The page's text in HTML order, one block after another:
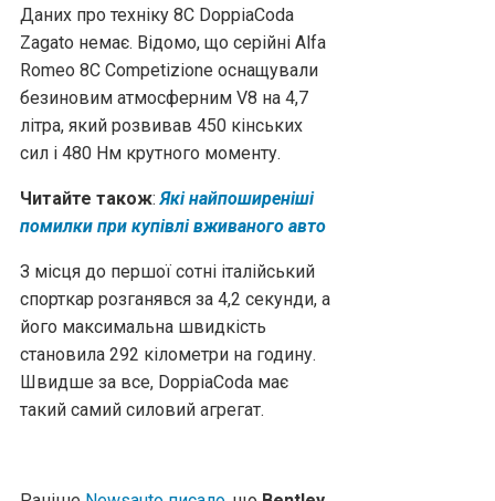
Даних про техніку 8C DoppiaCoda
Zagato немає. Відомо, що серійні Alfa
Romeo 8C Competizione оснащували
безиновим атмосферним V8 на 4,7
літра, який розвивав 450 кінських
сил і 480 Нм крутного моменту.
Читайте також:Які найпоширеніші
помилки при купівлі вживаного авто
З місця до першої сотні італійський
спорткар розганявся за 4,2 секунди, а
його максимальна швидкість
становила 292 кілометри на годину.
Швидше за все, DoppiaCoda має
такий самий силовий агрегат.